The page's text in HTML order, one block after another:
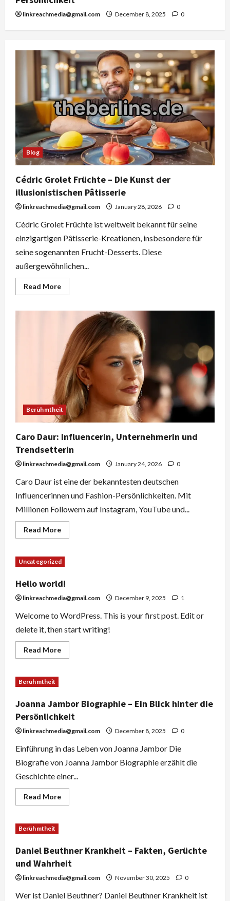
linkreachmedia@gmail.com December 8, 2025 0
Blog
Cédric Grolet Früchte – Die Kunst der
illusionistischen Pâtisserie
linkreachmedia@gmail.com January 28, 2026 0
Cédric Grolet Früchte ist weltweit bekannt für seine
einzigartigen Pâtisserie-Kreationen, insbesondere für
seine sogenannten Frucht-Desserts. Diese
außergewöhnlichen...
Read MoreRead
more
Früchte
Die
Kunst
der
illusionistischen
Pâtisserie
Berühmtheit
Caro Daur: Influencerin, Unternehmerin und
Trendsetterin
linkreachmedia@gmail.com January 24, 2026 0
Caro Daur ist eine der bekanntesten deutschen
Influencerinnen und Fashion-Persönlichkeiten. Mit
Millionen Followern auf Instagram, YouTube und...
Read MoreRead
more
Daur:
Influencerin,
und
Trendsetterin
Uncategorized
Hello world!
linkreachmedia@gmail.com December 9, 2025 1
Welcome to WordPress. This is your first post. Edit or
delete it, then start writing!
Read MoreRead
more
Berühmtheit
Joanna Jambor Biographie – Ein Blick hinter die
Persönlichkeit
linkreachmedia@gmail.com December 8, 2025 0
Einführung in das Leben von Joanna Jambor Die
Biografie von Joanna Jambor Biographie erzählt die
Geschichte einer...
Read MoreRead
more
Ein
Blick
hinter
die
Persönlichkeit
Berühmtheit
Daniel Beuthner Krankheit – Fakten, Gerüchte
und Wahrheit
linkreachmedia@gmail.com November 30, 2025 0
Wer ist Daniel Beuthner? Daniel Beuthner Krankheit ist